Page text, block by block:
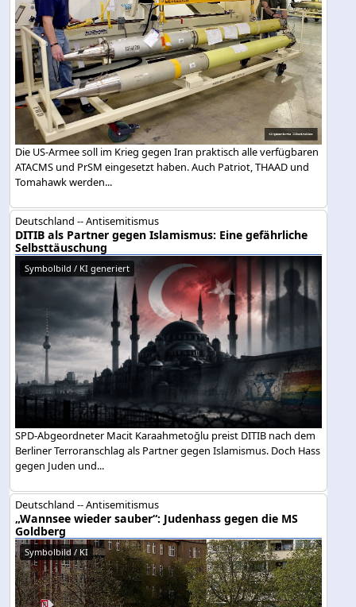
Die US-Armee soll im Krieg gegen Iran praktisch alle verfügbaren
ATACMS und PrSM eingesetzt haben. Auch Patriot, THAAD und
Tomahawk werden...
Deutschland -- Antisemitismus
DITIB als Partner gegen Islamismus: Eine gefährliche
Selbsttäuschung
Symbolbild / KI generiert
SPD-Abgeordneter Macit Karaahmetoğlu preist DITIB nach dem
Berliner Terroranschlag als Partner gegen Islamismus. Doch Hass
gegen Juden und...
Deutschland -- Antisemitismus
„Wannsee wieder sauber“: Judenhass gegen die MS
Goldberg
Symbolbild / KI